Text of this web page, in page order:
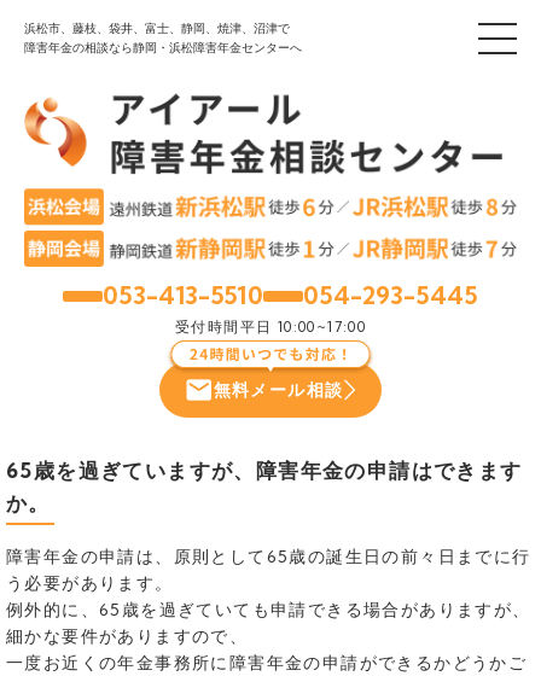
浜松市、藤枝、袋井、富士、静岡、焼津、沼津で
障害年金の相談なら静岡・浜松障害年金センターへ
053-413-5510 054-293-5445
受付時間 平日 10:00~17:00
無料メール相談
65歳を過ぎていますが、障害年金の申請はできます
か。
障害年金の申請は、原則として65歳の誕生日の前々日までに行
う必要があります。
例外的に、65歳を過ぎていても申請できる場合がありますが、
細かな要件がありますので、
一度お近くの年金事務所に障害年金の申請ができるかどうかご